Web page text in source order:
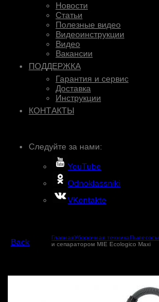
Новости
Статьи
Полезные видео
Видеоинструкции
Видео
Вакансии
ПОДДЕРЖКА
Гарантия и сервис
Доставка
Инструкции
КОНТАКТЫ
Следуйте за нами:
YouTube
Odnoklassniki
VKontakte
Back ГлавнаяУборочная техникаПылесосы
и сепаратором MIE Ecologico Maxi